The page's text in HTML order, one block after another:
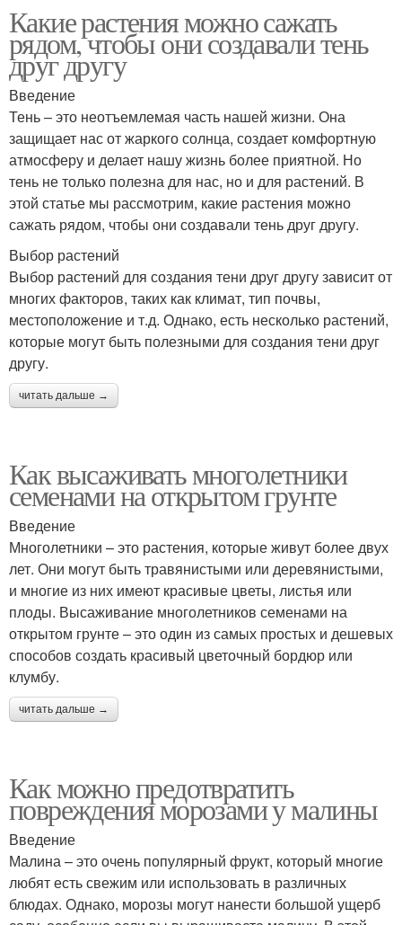
Какие растения можно сажать
рядом, чтобы они создавали тень
друг другу
Введение
Тень – это неотъемлемая часть нашей жизни. Она
защищает нас от жаркого солнца, создает комфортную
атмосферу и делает нашу жизнь более приятной. Но
тень не только полезна для нас, но и для растений. В
этой статье мы рассмотрим, какие растения можно
сажать рядом, чтобы они создавали тень друг другу.
Выбор растений
Выбор растений для создания тени друг другу зависит от
многих факторов, таких как климат, тип почвы,
местоположение и т.д. Однако, есть несколько растений,
которые могут быть полезными для создания тени друг
другу.
читать дальше →
Как высаживать многолетники
семенами на открытом грунте
Введение
Многолетники – это растения, которые живут более двух
лет. Они могут быть травянистыми или деревянистыми,
и многие из них имеют красивые цветы, листья или
плоды. Высаживание многолетников семенами на
открытом грунте – это один из самых простых и дешевых
способов создать красивый цветочный бордюр или
клумбу.
читать дальше →
Как можно предотвратить
повреждения морозами у малины
Введение
Малина – это очень популярный фрукт, который многие
любят есть свежим или использовать в различных
блюдах. Однако, морозы могут нанести большой ущерб